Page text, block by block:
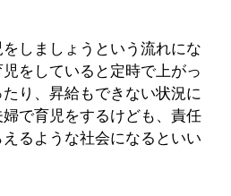
しましょうという流れにな
をしていると定時で上がっ
り、昇給もできない状況に
で育児をするけども、責任
るような社会になるといい